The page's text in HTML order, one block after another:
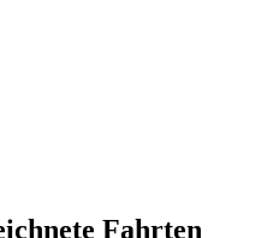
Fahrten